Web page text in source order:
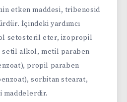
etken maddesi, tribenosid
İçindeki yardımcı
setosteril eter, izopropil
setil alkol, metil paraben
propil paraben
sorbitan stearat,
maddelerdir.